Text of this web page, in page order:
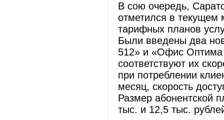
В сою очередь,
отметился в текущем
тарифных планов
Были введены два
512» и «Офис
соответствуют их
при потреблении
месяц, скорость
Размер абонентской
тыс. и 12,5 тыс.